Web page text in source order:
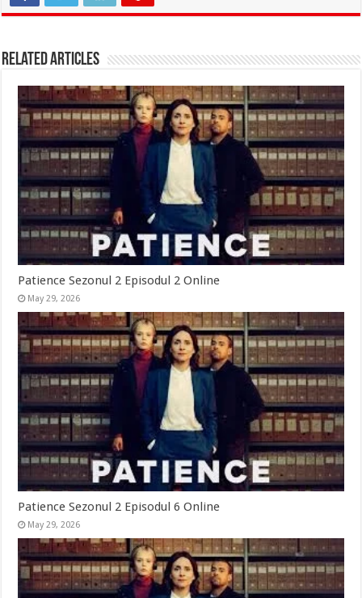
Related Articles
Patience Sezonul 2 Episodul 2 Online
May 29, 2026
Patience Sezonul 2 Episodul 6 Online
May 29, 2026